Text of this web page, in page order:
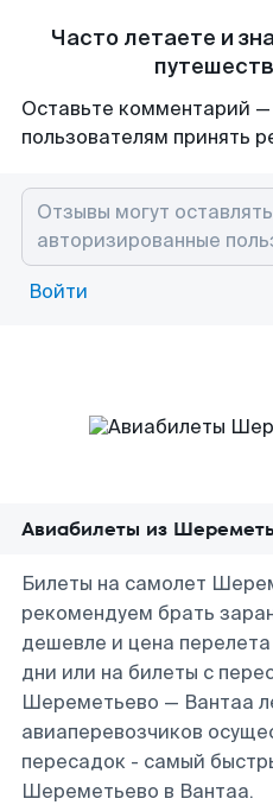
Часто летаете и
Оставьте комментарий
пользователям принять
Войти
Авиабилеты из
Билеты на самолет
рекомендуем брать
дешевле и цена
дни или на билеты с
Шереметьево — Вантаа
авиаперевозчиков
пересадок - самый
Шереметьево в Вантаа.